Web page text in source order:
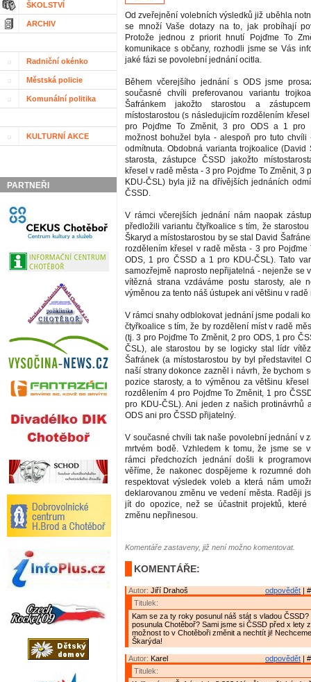
ŠKOLSTVÍ
ARCHIV
Radniční okénko
Městská policie
Komunální politika
KULTURNÍ AKCE
PARTNEŘI
Od zveřejnění volebních výsledků již uběhla
se množí Vaše dotazy na to, jak probíhají
Protože jednou z priorit hnutí Pojďme To
komunikace s občany, rozhodli jsme se Vás
jaké fázi se povolební jednání ocitla.
Během včerejšího jednání s ODS jsme
současné chvíli preferovanou variantu
Šafránkem jakožto starostou a
místostarostou (s následujicím rozdělením
pro Pojďme To Změnit, 3 pro ODS a 1 pro
možnost bohužel byla - alespoň pro tuto chvíli
odmítnuta. Obdobná varianta trojkoalice (David
starosta, zástupce ČSSD jakožto
křesel v radě města - 3 pro Pojďme To Změnit, 3
KDU-ČSL) byla již na dřívějších jednáních
ČSSD.
V rámci včerejších jednání nám naopak
předložili variantu čtyřkoalice s tím, že starostou
Škaryd a místostarostou by se stal David
rozdělením křesel v radě města - 3 pro Pojďme
ODS, 1 pro ČSSD a 1 pro KDU-ČSL). Tato
samozřejmě naprosto nepřijatelná - nejenže se
vítězná strana vzdáváme postu starosty, ale
výměnou za tento náš ústupek ani většinu v radě
V rámci snahy odblokovat jednání jsme podali
čtyřkoalice s tím, že by rozdělení míst v radě
(tj. 3 pro Pojďme To Změnit, 2 pro ODS, 1 pro
ČSL), ale starostou by se logicky stal lídr
Šafránek (a místostarostou by byl představitel
naší strany dokonce zazněl i návrh, že bychom
pozice starosty, a to výměnou za většinu
rozdělením 4 pro Pojďme To Změnit, 1 pro
pro KDU-ČSL). Ani jeden z našich protinávrhů
ODS ani pro ČSSD přijatelný.
V současné chvíli tak naše povolební jednání v
mrtvém bodě. Vzhledem k tomu, že jsme se
rámci předchozích jednání došli k
věříme, že nakonec dospějeme k rozumné
respektovat výsledek voleb a která nám
deklarovanou změnu ve vedení města. Raději
jít do opozice, než se účastnit projektů, které
změnu nepřinesou.
Komentáře zastaveny, již není možno komentovat.
KOMENTÁŘE:
odpovědět |
Autor: Jiří Drahoš
Titulek:
Kam se za ty roky posunul náš stát s vladou ČSSD?
posunula Chotěboř? Sami jsme si ČSSD před x lety
možnost to v Chotěboři změnit a nechtít ji!
Škarýda!
odpovědět |
Autor: Karel
Titulek: